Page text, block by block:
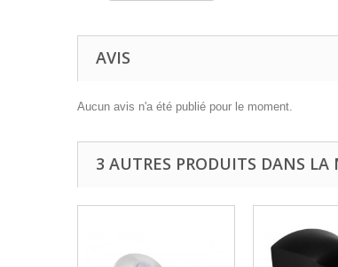
AVIS
Aucun avis n'a été publié pour le moment.
3 AUTRES PRODUITS DANS LA